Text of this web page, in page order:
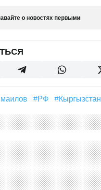
о новостях первыми
#РФ #Кыргызстан